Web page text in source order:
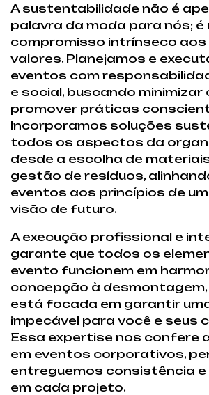
A sustentabilidade não é
palavra da moda para nós; é
compromisso intrínseco
valores. Planejamos e
eventos com
e social, buscando minimizar
promover práticas
Incorporamos soluções
todos os aspectos da
desde a escolha de
gestão de resíduos,
eventos aos princípios de
visão de futuro.
A execução profissional e
garante que todos os
evento funcionem em
concepção à desmontagem,
está focada em garantir
impecável para você e seus
Essa expertise nos confere
em eventos corporativos,
entreguemos consistência
em cada projeto.